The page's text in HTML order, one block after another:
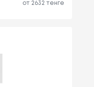
от 2632 тенге